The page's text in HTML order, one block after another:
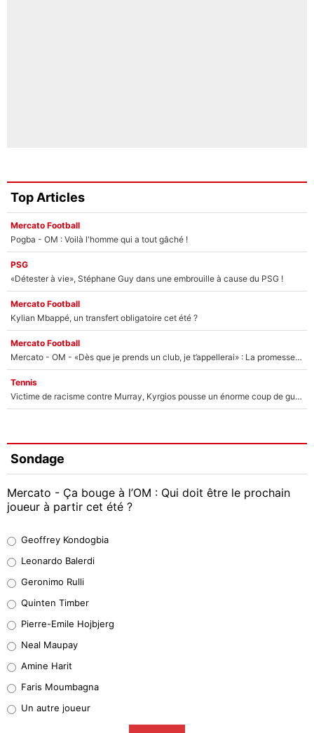
Top Articles
Mercato Football
Pogba - OM : Voilà l'homme qui a tout gâché !
PSG
«Détester à vie», Stéphane Guy dans une embrouille à cause du PSG !
Mercato Football
Kylian Mbappé, un transfert obligatoire cet été ?
Mercato Football
Mercato - OM - «Dès que je prends un club, je t’appellerai» : La promesse de Marcelino au moment de claquer la porte
Tennis
Victime de racisme contre Murray, Kyrgios pousse un énorme coup de gueule !
Sondage
Mercato - Ça bouge à l’OM : Qui doit être le prochain
joueur à partir cet été ?
38%
32%
5%
1%
9%
Geoffrey Kondogbia
Leonardo Balerdi
Geronimo Rulli
Quinten Timber
Pierre-Emile Hojbjerg
Neal Maupay
Amine Harit
Faris Moumbagna
Un autre joueur